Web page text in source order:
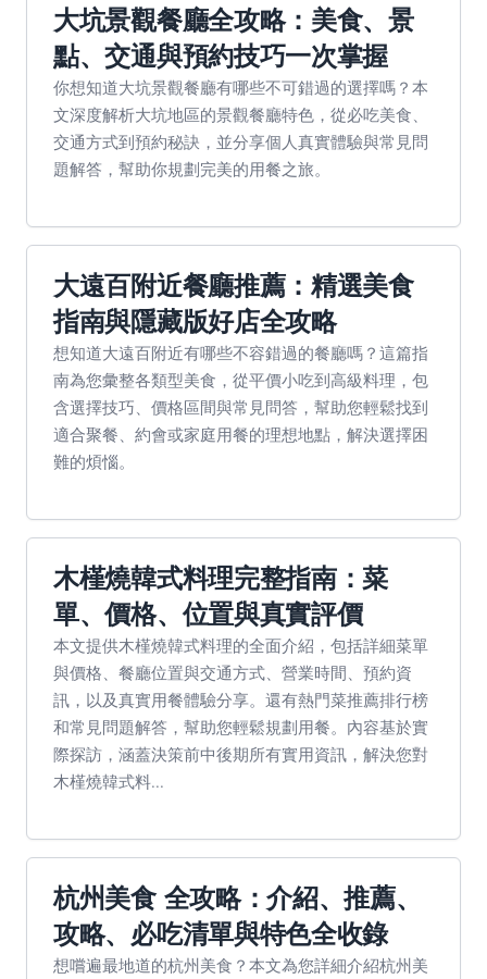
大坑景觀餐廳全攻略：美食、景
點、交通與預約技巧一次掌握
你想知道大坑景觀餐廳有哪些不可錯過的選擇嗎？本
文深度解析大坑地區的景觀餐廳特色，從必吃美食、
交通方式到預約秘訣，並分享個人真實體驗與常見問
題解答，幫助你規劃完美的用餐之旅。
大遠百附近餐廳推薦：精選美食
指南與隱藏版好店全攻略
想知道大遠百附近有哪些不容錯過的餐廳嗎？這篇指
南為您彙整各類型美食，從平價小吃到高級料理，包
含選擇技巧、價格區間與常見問答，幫助您輕鬆找到
適合聚餐、約會或家庭用餐的理想地點，解決選擇困
難的煩惱。
木槿燒韓式料理完整指南：菜
單、價格、位置與真實評價
本文提供木槿燒韓式料理的全面介紹，包括詳細菜單
與價格、餐廳位置與交通方式、營業時間、預約資
訊，以及真實用餐體驗分享。還有熱門菜推薦排行榜
和常見問題解答，幫助您輕鬆規劃用餐。內容基於實
際探訪，涵蓋決策前中後期所有實用資訊，解決您對
木槿燒韓式料...
杭州美食 全攻略：介紹、推薦、
攻略、必吃清單與特色全收錄
想嚐遍最地道的杭州美食？本文為您詳細介紹杭州美